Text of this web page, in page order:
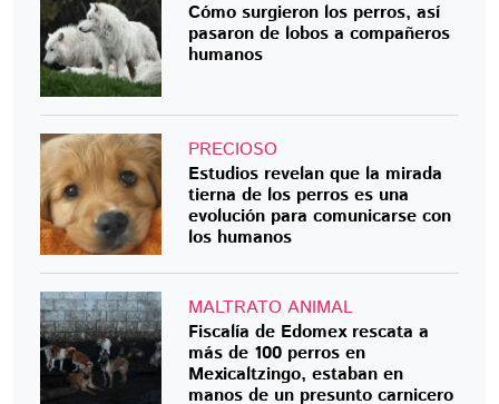
Cómo surgieron los perros, así
pasaron de lobos a compañeros
humanos
PRECIOSO
Estudios revelan que la mirada
tierna de los perros es una
evolución para comunicarse con
los humanos
MALTRATO ANIMAL
Fiscalía de Edomex rescata a
más de 100 perros en
Mexicaltzingo, estaban en
manos de un presunto carnicero